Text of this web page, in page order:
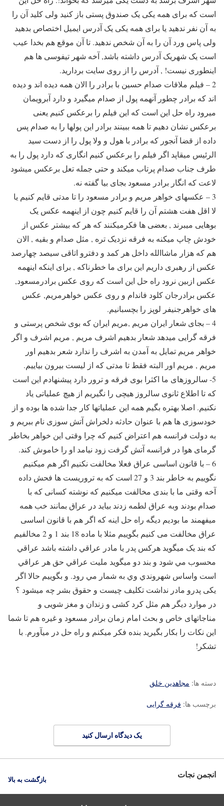
است که برای همه یکی یک صندوق پستی باز کنید ولی کلید آن را
به آن نفر ندهید یا برای همه یکی یک آدرس ایمیل اختصاص بدهید
ولی پاس ورد آن را به آن شخص ندهید. تا آن موقع هم بخدا عیب
است یک شهریک آدرس داشته باشد, آخه شهر تیفوسی ها هم
اینطوری نیست! , آدرس را از روی سایت بردارید.
2 – فیلم ملاقات صدام حسین با برادر را الان همه دیده اند و دیده
اند که برادر چطور آنهمه پول از صدام میگیرد و دارد آبرویمان
میرود راه حل این است که این فیلم را برعکس کنیم یعنی
برعکس نشان دهیم تا همه ببینند برادر این پولها را به صدام پس
داده از قضا آنجور که برادر با هول و ولا پول را از دست سید
الرئیس میقاپد اگر فیلم را برعکس کنیم انگاری که دارد پول را به
طرف جناب صدام پرتاب میکند و حتی جمله تعل برعکس میشود
لاعت که انگار برادر مسعود بجای بیا گفته نه.
3 – عکسهای خواهر مریم و برادر مسعود را تا مدتی قایم کنیم یا
لا اقل هفت هشتم آن را قایم کنیم چون از اینهمه عکس یک
بوهایی میبرند , بعضی ها فکرمیکنند که هر که بیشتر عکس از
خودش چاپ میکنه به فرقه نزدیک تره , مثل صدام و بقیه , الان
هم که هزار ماشاالله داخل هر کمد و دفترو اتاقی سیصد چهارصد
عکس از رهبری داریم این برای ما خطرناکه , برای اینکه اینهمه
عکس ازبین نرود راه حل این است که روی عکس برادرمسعود,
عکس برادرجان کلود فاندام و روی عکس خواهرمریم, عکس
های خواهرجنیفر لوپز را بچسبانیم.
4 – بجای شعار ایران مریم ,مریم ایران که بوی شخص پرستی و
فرقه گرایی میدهد شعار بدهیم اشرف مریم , مریم اشرف و اگر
خواهر مریم تمایل به آمدن به اشرف را ندارد شعر بدهیم اور
مریم , مریم اور البته فقط تا مدتی که از لیست بیرون بیاییم.
5- سالروزهای ما اکثرا بوی فرقه و ترور دارد پیشنهادم این است
که تا اطلاع ثانوی سالروز هیچی را نگیریم از هیچ عملیاتی یاد
نکنیم. اصلا بهتره بگیم همه این عملیاتها کار جدا شده ها بوده و از
خودسوزی ها هم با عنوان حادثه دلخراش آتش سوزی نام ببریم و
به دولت فرانسه هم اعتراض کنیم که چرا وقتی این خواهر بخاطر
گرمای هوا در فرانسه آتش گرفت زود نیامد او را خاموش کند.
6 – با قانون اساسی عراق فعلا مخالفت نکنیم اگر هم میکنیم
نگوییم به خاطر بند 3 و 27 است که به تروریست ها فحش داده
آخه وقتی ما با بندی مخالفت میکنیم که نوشته کسانی که با
صدام بودند وبه عراق لطمه زدند بیاید در عراق بمانند خب همه
میفهمند ما بودیم دیگه راه حل اینه که اگر هم با قانون اساسی
عراق مخالفت می کنیم بگوییم مثلا با ماده 18 بند 1 و 2 مخالفیم
که بند یک میگوید هركس پدر يا مادر عراقي داشته باشد عراقي
محسوب مي شود و بند دو میگوید مليت عراقي حق هر عراقي
است واساس شهروندي وي به شمار مي رود. و بگوییم حالا اگر
یکی پدرو مادر نداشت تکلیف چیست و حقوق بشر چه میشود ؟
در موارد دیگر هم مثل کرد کشی و زندان و مغز شویی و
مناجاتهای خاص و بحث امام زمان برادر مسعود و غیره هم تا شما
این نکات را بکار بگیرید بنده فکر میکنم و راه حل در میآورم. با
تشکر!
دسته ها: مجاهدین خلق
برچسب ها: فرقه گرایی
یک دیدگاه ارسال کنید
انجمن نجات بازگشت به بالا